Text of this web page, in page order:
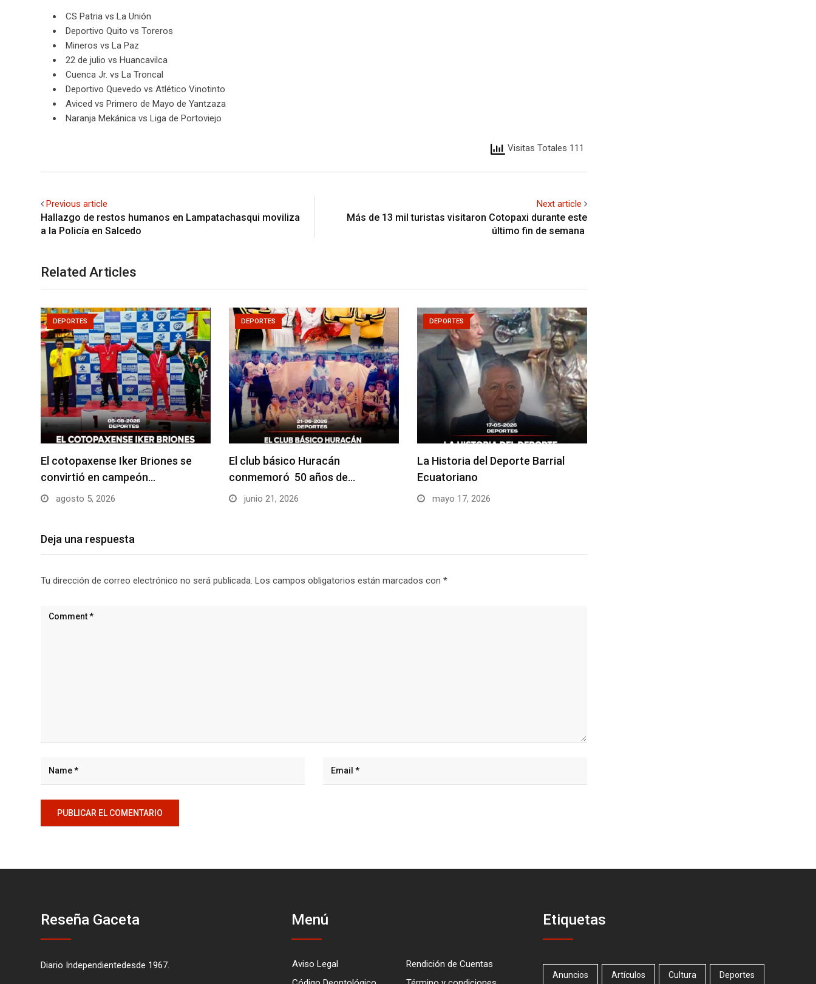
CS Patria vs La Unión
Deportivo Quito vs Toreros
Mineros vs La Paz
22 de julio vs Huancavilca
Cuenca Jr. vs La Troncal
Deportivo Quevedo vs Atlético Vinotinto
Aviced vs Primero de Mayo de Yantzaza
Naranja Mekánica vs Liga de Portoviejo
Visitas Totales 111
Previous article
Hallazgo de restos humanos en Lampatachasqui moviliza
a la Policía en Salcedo
Next article
Más de 13 mil turistas visitaron Cotopaxi durante este
último fin de semana
Related Articles
DEPORTES
El cotopaxense Iker Briones se
convirtió en campeón…
agosto 5, 2026
DEPORTES
El club básico Huracán
conmemoró 50 años de…
junio 21, 2026
DEPORTES
La Historia del Deporte Barrial
Ecuatoriano
mayo 17, 2026
Deja una respuesta
Tu dirección de correo electrónico no será publicada. Los campos obligatorios están marcados con *
Reseña Gaceta
Diario Independientedesde 1967.
Menú
Aviso Legal
Rendición de Cuentas
Etiquetas
Anuncios Artículos Cultura Deportes